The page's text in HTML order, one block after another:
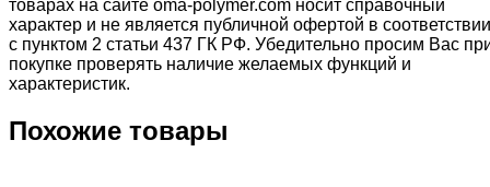
товарах на сайте oma-polymer.com носит справочный
характер и не является публичной офертой в соответствии
с пунктом 2 статьи 437 ГК РФ. Убедительно просим Вас
покупке проверять наличие желаемых функций и
характеристик.
Похожие товары